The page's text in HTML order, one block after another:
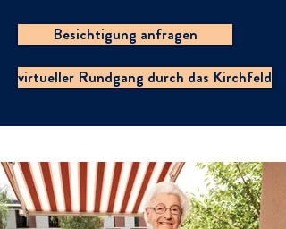
Besichtigung anfragen
virtueller Rundgang durch das Kirchfeld